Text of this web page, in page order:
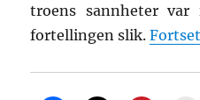
troens sannheter
fortellingen slik.